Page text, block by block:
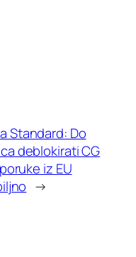
Standard: Do
deblokirati CG
iz EU
→